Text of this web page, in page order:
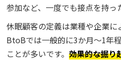
参加など、一度でも接点を持っ
休眠顧客の定義は業種や企業に
BtoBでは一般的に3か月～1年
ことが多いです。効果的な掘り